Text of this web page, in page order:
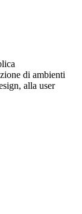
di ambienti
alla user